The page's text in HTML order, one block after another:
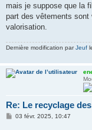
mais je suppose que la
part des vêtements sont
valorisation.
Dernière modification parJeuf
Re: Le recyclage
M03 févr. 2025, 10:47